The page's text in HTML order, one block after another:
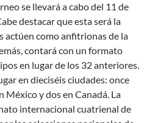
se llevará a cabo del 11 de
destacar que esta será la
actúen como anfitrionas de la
contará con un formato
en lugar de los 32 anteriores.
en dieciséis ciudades: once
México y dos en Canadá. La
internacional cuatrienal de